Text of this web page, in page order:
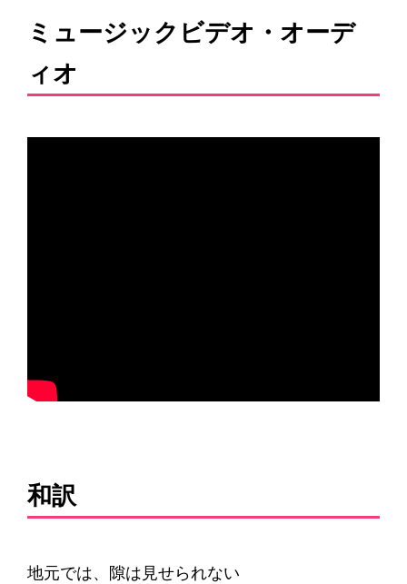
ミュージックビデオ・オーデ
ィオ
和訳
地元では、隙は見せられない